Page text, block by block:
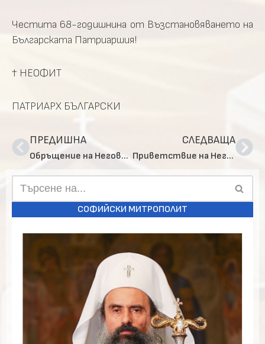
Честита 68-годишнина от Възстановяването на
Българската Патриаршия!
† НЕОФИТ
ПАТРИАРХ БЪЛГАРСКИ
ПРЕДИШНА
Обръщение на Негово Светейшество Българския патриарх Неофит в Деня на българската азбука, просвета и култура и на славянската книжовност
СЛЕДВАЩА
Приветствие на Негово Светейшество Българския патриарх Неофит за Деня на храбростта и празник на Българската армия
СОФИЙСКИ МИТРОПОЛИТ